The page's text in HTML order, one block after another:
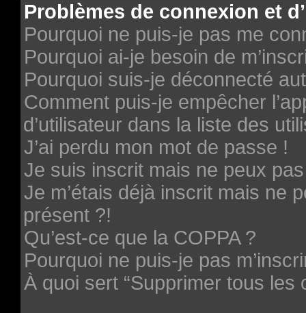
Problèmes de connexion et
Pourquoi ne puis-je pas me
Pourquoi ai-je besoin de
Pourquoi suis-je déconnecté
Comment puis-je empêcher
d’utilisateur dans la liste des
J’ai perdu mon mot de passe !
Je suis inscrit mais ne peux
Je m’étais déjà inscrit mais ne
présent ?!
Qu’est-ce que la COPPA ?
Pourquoi ne puis-je pas
À quoi sert “Supprimer tous les